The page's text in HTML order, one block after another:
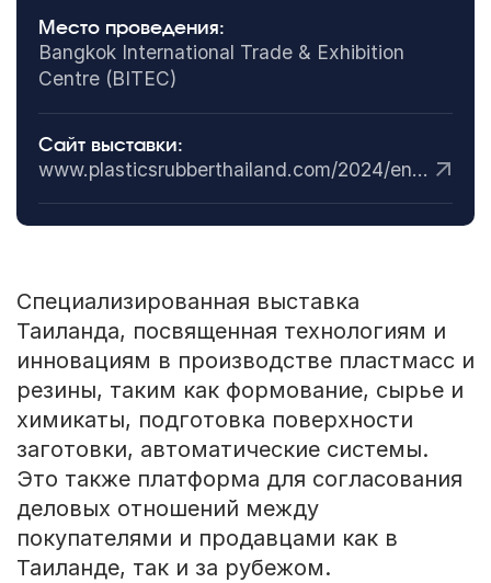
Место проведения:
Bangkok International Trade & Exhibition
Centre (BITEC)
Сайт выставки:
www.plasticsrubberthailand.com/2024/en/index.asp
Специализированная выставка
Таиланда, посвященная технологиям и
инновациям в производстве пластмасс и
резины, таким как формование, сырье и
химикаты, подготовка поверхности
заготовки, автоматические системы.
Это также платформа для согласования
деловых отношений между
покупателями и продавцами как в
Таиланде, так и за рубежом.